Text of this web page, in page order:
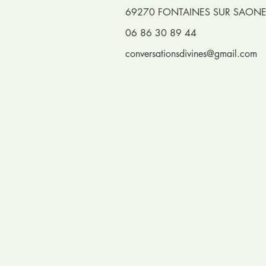
69270 FONTAINES SUR SAONE
06 86 30 89 44
conversationsdivines@gmail.com